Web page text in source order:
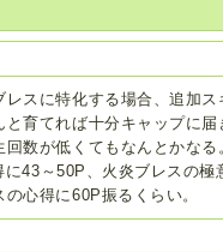
スに特化する場合、追加ス
育てれば十分キャップに届
数が低くてもなんとかなる
43～50P、火炎ブレスの
心得に60P振るくらい。